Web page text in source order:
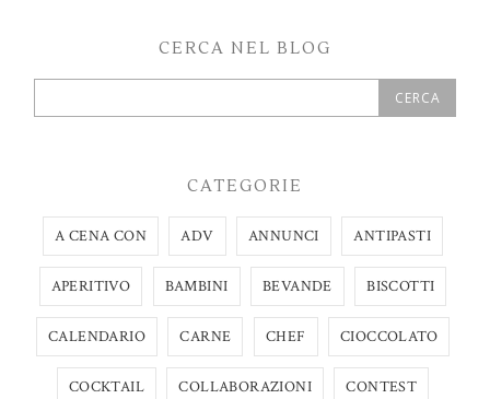
CERCA NEL BLOG
CATEGORIE
A CENA CON ADV ANNUNCI ANTIPASTI
APERITIVO BAMBINI BEVANDE BISCOTTI
CALENDARIO CARNE CHEF CIOCCOLATO
COCKTAIL COLLABORAZIONI CONTEST